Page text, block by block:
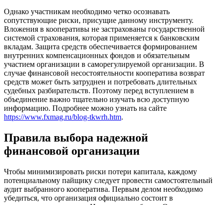
Однако участникам необходимо четко осознавать
сопутствующие риски, присущие данному инструменту.
Вложения в кооперативы не застрахованы государственной
системой страхования, которая применяется к банковским
вкладам. Защита средств обеспечивается формированием
внутренних компенсационных фондов и обязательным
участием организации в саморегулируемой организации. В
случае финансовой несостоятельности кооператива возврат
средств может быть затруднен и потребовать длительных
судебных разбирательств. Поэтому перед вступлением в
объединение важно тщательно изучать всю доступную
информацию. Подробнее можно узнать на сайте
https://www.fxmag.ru/blog-tkwrh.htm.
Правила выбора надежной
финансовой организации
Чтобы минимизировать риски потери капитала, каждому
потенциальному пайщику следует провести самостоятельный
аудит выбранного кооператива. Первым делом необходимо
убедиться, что организация официально состоит в